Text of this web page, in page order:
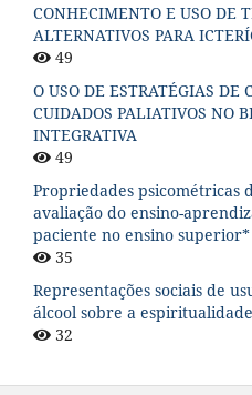
CONHECIMENTO E USO DE
ALTERNATIVOS PARA
49
O USO DE ESTRATÉGIAS DE
CUIDADOS PALIATIVOS NO
INTEGRATIVA
49
Propriedades psicométricas
avaliação do ensino-
paciente no ensino superior*
35
Representações sociais de
álcool sobre a espiritualidade
32